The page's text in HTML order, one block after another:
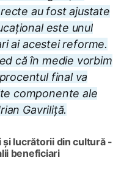
au fost ajustate
este unul
ai acestei reforme.
că în medie vorbim
final va
componente ale
Gavriliță.
lucrătorii din cultură -
beneficiari